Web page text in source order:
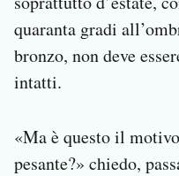
quaranta gradi
bronzo, non deve
intatti.
«Ma è questo il
pesante?» chiedo,